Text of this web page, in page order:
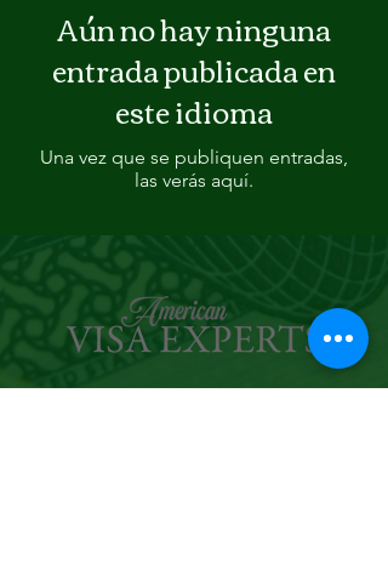
Aún no hay ninguna
entrada publicada en
este idioma
Una vez que se publiquen entradas,
las verás aquí.